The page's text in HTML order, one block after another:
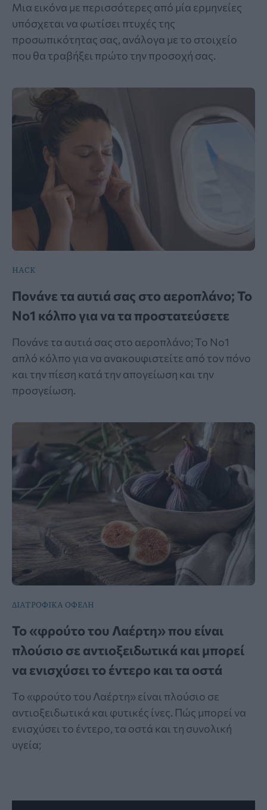
Μια εικόνα με περισσότερες από μία ερμηνείες
υπόσχεται να φωτίσει πτυχές της
προσωπικότητας σας, ανάλογα με το στοιχείο
που θα τραβήξει πρώτο την προσοχή σας.
HACK
Πονάνε τα αυτιά σας στο αεροπλάνο; Το
Νο1 κόλπο για να τα προστατεύσετε
Πονάνε τα αυτιά σας στο αεροπλάνο; Το Νο1
απλό κόλπο για να ανακουφιστείτε από τον πόνο
και την πίεση κατά την απογείωση και την
προσγείωση.
ΔΙΑΤΡΟΦΙΚΑ ΟΦΕΛΗ
Το «φρούτο του Λαέρτη» που είναι
πλούσιο σε αντιοξειδωτικά και μπορεί
να ενισχύσει το έντερο και τα οστά
Το «φρούτο του Λαέρτη» είναι πλούσιο σε
αντιοξειδωτικά και φυτικές ίνες. Πώς μπορεί να
ενισχύσει το έντερο, τα οστά και τη συνολική
υγεία;